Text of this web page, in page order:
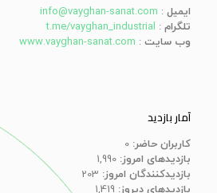
ایمیل :
info@vayghan-sanat.com
تلگرام :
t.me/vayghan_industrial
وب سایت :
www.vayghan-sanat.com
آمار بازدید
کاربران حاضر: 0
بازدیدهای امروز: 1,990
بازدیدکنندگان امروز: 203
بازدیدهای دیروز: 1,419